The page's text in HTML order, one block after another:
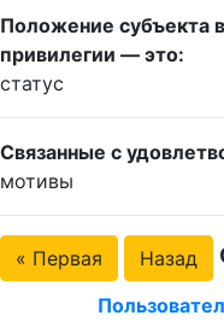
Положение субъекта
привилегии — это:
статус
Связанные с
мотивы
« Первая Назад